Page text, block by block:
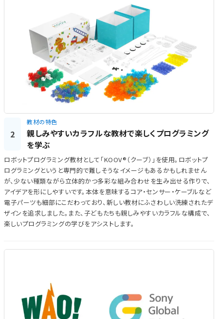
2
教材の特色
親しみやすいカラフルな教材で楽しくプログラミング
を学ぶ
ロボットプログラミング教材として「KOOV®（クーブ）」を使用。ロボットプ
ログラミングというと専門的で難しそうなイメージもあるかもしれません
が、少ない種類ながら立体的かつ多彩な組み合わせを生み出せる作りで、
アイデアを形にしやすいです。本体を意味するコア・センサー・ケーブルなど
電子パーツも細部にこだわっており、新しい教材にふさわしい洗練されたデ
ザインを追求しました。また、子どもたちも親しみやすいカラフルな構成で、
楽しいプログラミングの学びをアシストします。